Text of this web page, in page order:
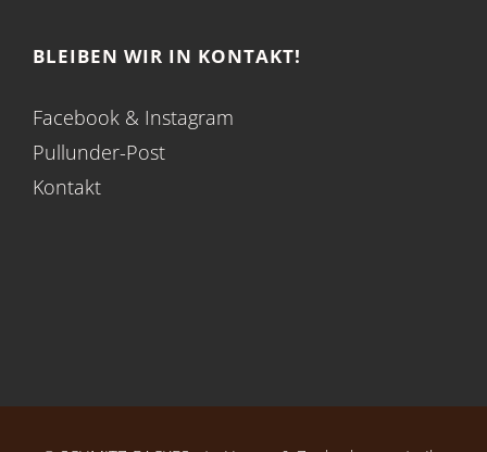
BLEIBEN WIR IN KONTAKT!
Facebook & Instagram
Pullunder-Post
Kontakt